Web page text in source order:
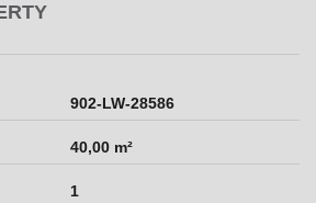
902-LW-28586
40,00 m²
1